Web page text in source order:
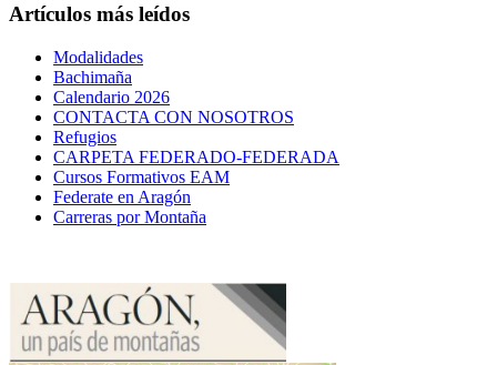
Artículos más leídos
Modalidades
Bachimaña
Calendario 2026
CONTACTA CON NOSOTROS
Refugios
CARPETA FEDERADO-FEDERADA
Cursos Formativos EAM
Federate en Aragón
Carreras por Montaña